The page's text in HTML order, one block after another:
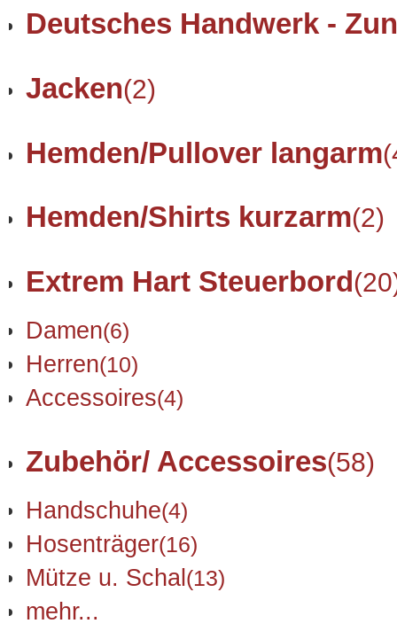
Deutsches Handwerk -
Jacken(2)
Hemden/Pullover langarm
Hemden/Shirts kurzarm(2)
Extrem Hart Steuerbord
Damen(6)
Herren(10)
Accessoires(4)
Zubehör/ Accessoires(58)
Handschuhe(4)
Hosenträger(16)
Mütze u. Schal(13)
mehr...